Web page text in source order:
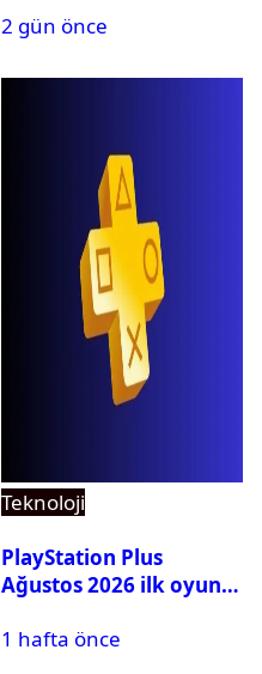
2 gün önce
Teknoloji
PlayStation Plus
Ağustos 2026 ilk oyunu
1 hafta önce